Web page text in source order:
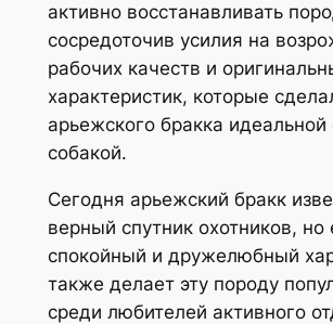
активно восстанавливать
сосредоточив усилия на
рабочих качеств и
характеристик, которые
арьежского бракка идеальной
собакой.
Сегодня арьежский бракк
верный спутник охотников, но
спокойный и дружелюбный
также делает эту породу
среди любителей активного